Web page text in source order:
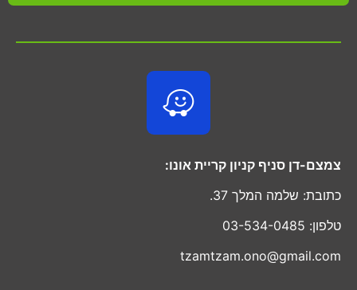
צמצם-דן סניף קניון קריית אונו:
כתובת: שלמה המלך 37.
טלפון: 03-534-0485
tzamtzam.ono@gmail.com